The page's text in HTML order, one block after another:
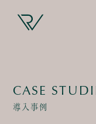
CASE
導入事例